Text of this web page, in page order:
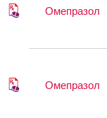
Омепразол
Омепразол